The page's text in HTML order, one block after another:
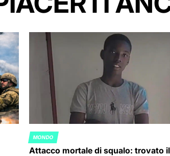
POSTED
IN
MONDO
Attacco mortale di squalo: trovato